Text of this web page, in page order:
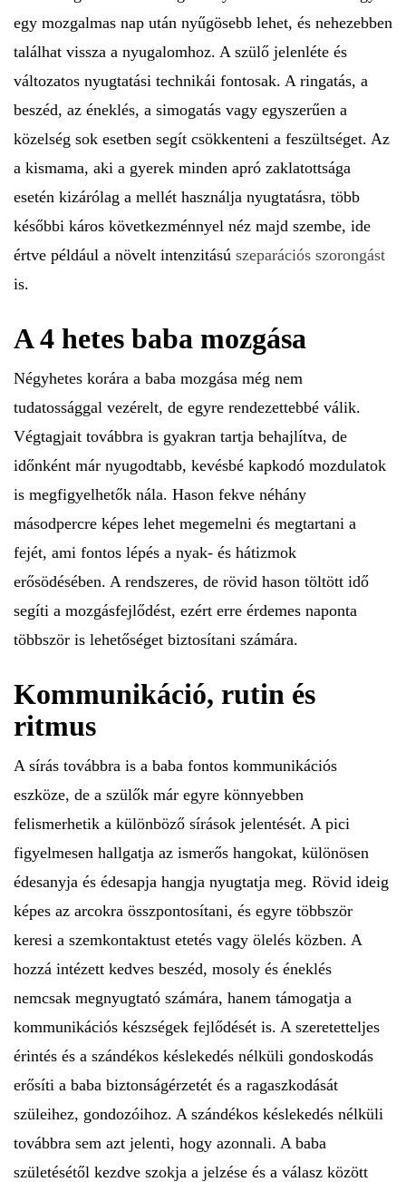
egy mozgalmas nap után nyűgösebb lehet, és nehezebben
találhat vissza a nyugalomhoz. A szülő jelenléte és
változatos nyugtatási technikái fontosak. A ringatás, a
beszéd, az éneklés, a simogatás vagy egyszerűen a
közelség sok esetben segít csökkenteni a feszültséget. Az
a kismama, aki a gyerek minden apró zaklatottsága
esetén kizárólag a mellét használja nyugtatásra, több
későbbi káros következménnyel néz majd szembe, ide
értve például a növelt intenzitású szeparációs szorongást
is.
A 4 hetes baba mozgása
Négyhetes korára a baba mozgása még nem
tudatossággal vezérelt, de egyre rendezettebbé válik.
Végtagjait továbbra is gyakran tartja behajlítva, de
időnként már nyugodtabb, kevésbé kapkodó mozdulatok
is megfigyelhetők nála. Hason fekve néhány
másodpercre képes lehet megemelni és megtartani a
fejét, ami fontos lépés a nyak- és hátizmok
erősödésében. A rendszeres, de rövid hason töltött idő
segíti a mozgásfejlődést, ezért erre érdemes naponta
többször is lehetőséget biztosítani számára.
Kommunikáció, rutin és
ritmus
A sírás továbbra is a baba fontos kommunikációs
eszköze, de a szülők már egyre könnyebben
felismerhetik a különböző sírások jelentését. A pici
figyelmesen hallgatja az ismerős hangokat, különösen
édesanyja és édesapja hangja nyugtatja meg. Rövid ideig
képes az arcokra összpontosítani, és egyre többször
keresi a szemkontaktust etetés vagy ölelés közben. A
hozzá intézett kedves beszéd, mosoly és éneklés
nemcsak megnyugtató számára, hanem támogatja a
kommunikációs készségek fejlődését is. A szeretetteljes
érintés és a szándékos késlekedés nélküli gondoskodás
erősíti a baba biztonságérzetét és a ragaszkodását
szüleihez, gondozóihoz. A szándékos késlekedés nélküli
továbbra sem azt jelenti, hogy azonnali. A baba
születésétől kezdve szokja a jelzése és a válasz között